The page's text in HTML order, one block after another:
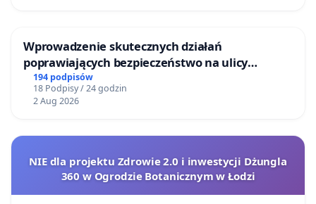
Wprowadzenie skutecznych działań
poprawiających bezpieczeństwo na ulicy
Żeromskiego w Otwocku
194 podpisów
18 Podpisy / 24 godzin
2 Aug 2026
NIE dla projektu Zdrowie 2.0 i inwestycji Dżungla
360 w Ogrodzie Botanicznym w Łodzi